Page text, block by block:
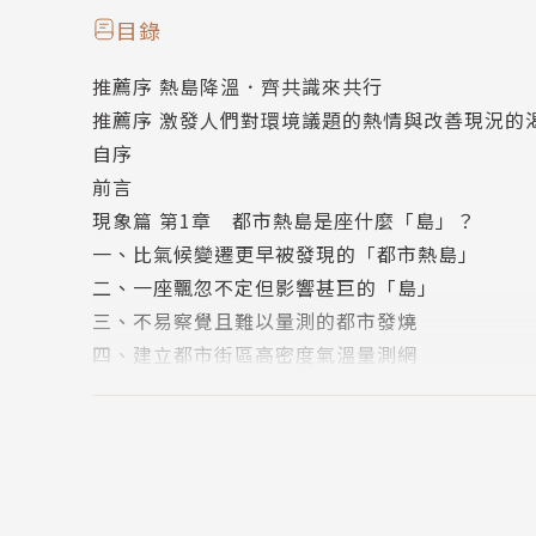
「都市熱島」不是一座島，它是比氣候變遷更早
本書作者國立成功大學建築學系林子平特聘教授
氣候問題的專家。在這本書裡，林教授嘗試用現
解釋人們所感受到的氣候現象所代表的意義，以
讀完本書，你可能會發現，你家的窗戶不一定是
快，住在頂樓視野好，但是屋頂的隔熱也很重要
所提升，幫助發燒的都市有效降溫，讓都市人的
作者簡介
成大建築系特聘教授，主持建築與氣候研究室
目錄
推薦序 熱島降溫．齊共識來共行
推薦序 激發人們對環境議題的熱情與改善現況的
自序
前言
現象篇 第1章 都市熱島是座什麼「島」？
一、比氣候變遷更早被發現的「都市熱島」
二、一座飄忽不定但影響甚巨的「島」
三、不易察覺且難以量測的都市發燒
四、建立都市街區高密度氣溫量測網